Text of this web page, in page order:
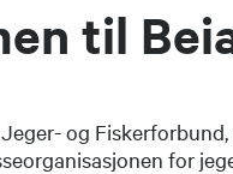
til
og Fiskerforbund,
for